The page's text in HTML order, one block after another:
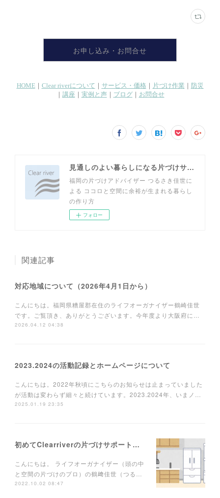
お申し込み・お問合せ
見通しのよい暮らしになる片づけサイト
福岡の片づけアドバイザー つるさき佳世に
よる ココロと空間に余裕が生まれる暮らし
の作り方
フォロー
関連記事
対応地域について（2026年4月1日から）
こんにちは。福岡県糟屋郡在住のライフオーガナイザー鶴崎佳世
です。ご覧頂き、ありがとうございます。今年度より大阪府に…
2026.04.12 04:38
2023.2024の活動記録とホームページについて
こんにちは。2022年秋頃にこちらのお知らせは止まっていました
が活動は変わらず細々と続けています。2023.2024年、いまノ…
2025.01.19 23:35
初めてClearriverの片づけサポートを使う方へ
こんにちは。 ライフオーガナイザー（頭の中
と空間の片づけのプロ）の鶴﨑佳世（つる…
2022.10.02 08:47